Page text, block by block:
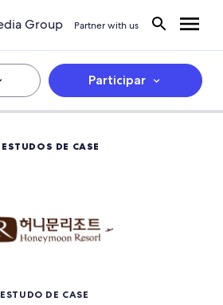
Partner with us
Participar
ESTUDOS DE CASE
ESTUDO DE CASE